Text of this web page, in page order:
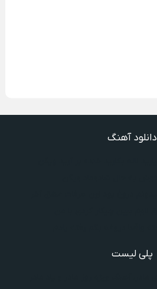
دانلود آهنگ
پلی لیست